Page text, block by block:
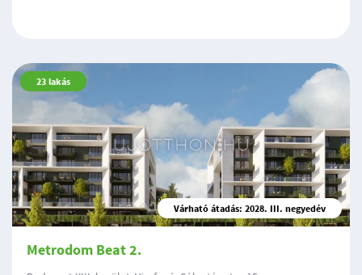
23 lakás
Várható átadás: 2028. III. negyedév
Metrodom Beat 2.